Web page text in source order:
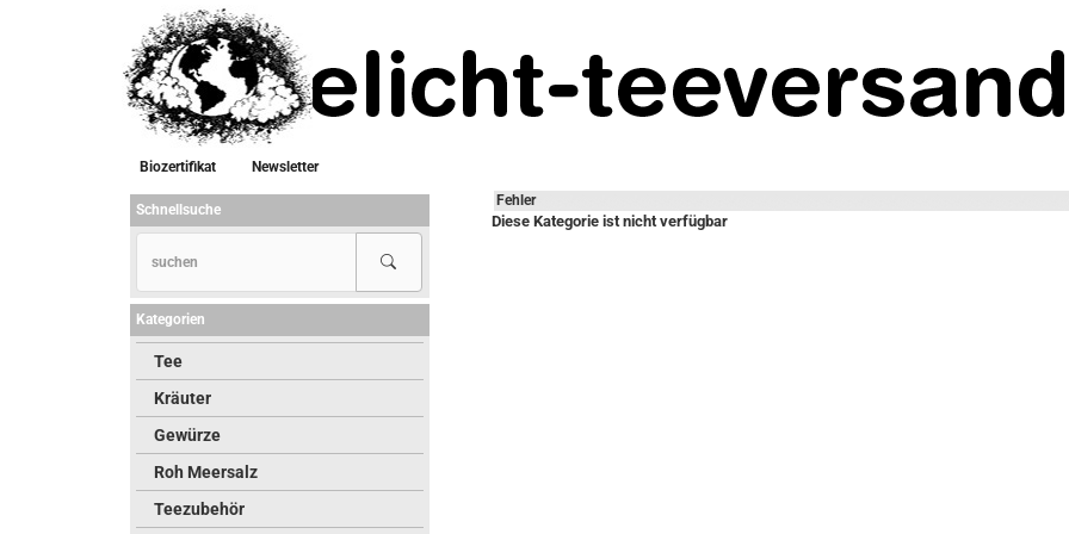
Biozertifikat
Newsletter
Fehler
Diese Kategorie ist nicht verfügbar
Schnellsuche
Kategorien
Tee
Kräuter
Gewürze
Roh Meersalz
Teezubehör